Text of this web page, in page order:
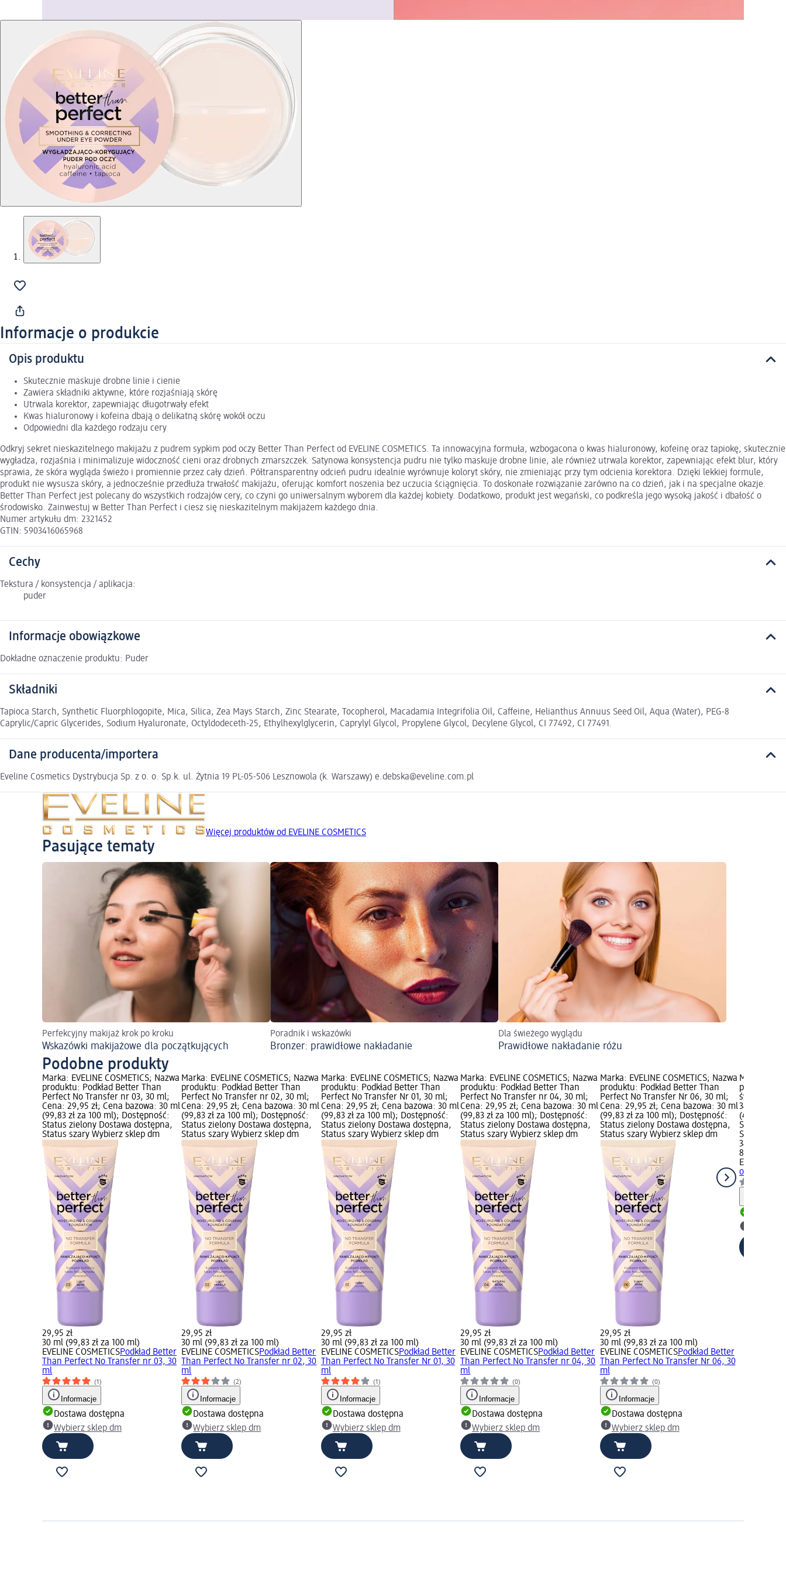
Informacje o produkcie
Opis produktu
Skutecznie maskuje drobne linie i cienie
Zawiera składniki aktywne, które rozjaśniają skórę
Utrwala korektor, zapewniając długotrwały efekt
Kwas hialuronowy i kofeina dbają o delikatną skórę wokół oczu
Odpowiedni dla każdego rodzaju cery
Odkryj sekret nieskazitelnego makijażu z pudrem sypkim pod oczy Better Than Perfect od EVELINE COSMETICS. Ta innowacyjna formuła, wzbogacona o kwas hialuronowy, kofeinę oraz tapiokę, skutecznie
wygładza, rozjaśnia i minimalizuje widoczność cieni oraz drobnych zmarszczek. Satynowa konsystencja pudru nie tylko maskuje drobne linie, ale również utrwala korektor, zapewniając efekt blur, który
sprawia, że skóra wygląda świeżo i promiennie przez cały dzień. Półtransparentny odcień pudru idealnie wyrównuje koloryt skóry, nie zmieniając przy tym odcienia korektora. Dzięki lekkiej formule,
produkt nie wysusza skóry, a jednocześnie przedłuża trwałość makijażu, oferując komfort noszenia bez uczucia ściągnięcia. To doskonałe rozwiązanie zarówno na co dzień, jak i na specjalne okazje.
Better Than Perfect jest polecany do wszystkich rodzajów cery, co czyni go uniwersalnym wyborem dla każdej kobiety. Dodatkowo, produkt jest wegański, co podkreśla jego wysoką jakość i dbałość o
środowisko. Zainwestuj w Better Than Perfect i ciesz się nieskazitelnym makijażem każdego dnia.
Numer artykułu dm: 2321452
GTIN: 5903416065968
Cechy
Tekstura / konsystencja / aplikacja:
puder
Informacje obowiązkowe
Dokładne oznaczenie produktu: Puder
Składniki
Tapioca Starch, Synthetic Fluorphlogopite, Mica, Silica, Zea Mays Starch, Zinc Stearate, Tocopherol, Macadamia Integrifolia Oil, Caffeine, Helianthus Annuus Seed Oil, Aqua (Water), PEG-8
Caprylic/Capric Glycerides, Sodium Hyaluronate, Octyldodeceth-25, Ethylhexylglycerin, Caprylyl Glycol, Propylene Glycol, Decylene Glycol, CI 77492, CI 77491.
Dane producenta/importera
Eveline Cosmetics Dystrybucja Sp. z o. o. Sp.k. ul. Żytnia 19 PL-05-506 Lesznowola (k. Warszawy) e.debska@eveline.com.pl
Więcej produktów od EVELINE COSMETICS
Pasujące tematy
Perfekcyjny makijaż krok po kroku
Wskazówki makijażowe dla początkujących
Poradnik i wskazówki
Bronzer: prawidłowe nakładanie
Dla świeżego wyglądu
Prawidłowe nakładanie różu
Podobne produkty
Marka: EVELINE COSMETICS; Nazwa
produktu: Podkład Better Than
Perfect No Transfer nr 03, 30 ml;
Cena: 29,95 zł; Cena bazowa: 30 ml
(99,83 zł za 100 ml); Dostępność:
Status zielony Dostawa dostępna,
Status szary Wybierz sklep dm
29,95 zł
30 ml (99,83 zł za 100 ml)
EVELINE COSMETICSPodkład Better
Than Perfect No Transfer nr 03, 30
ml
(1)
Informacje
Dostawa dostępna
Wybierz sklep dm
Marka: EVELINE COSMETICS; Nazwa
produktu: Podkład Better Than
Perfect No Transfer nr 02, 30 ml;
Cena: 29,95 zł; Cena bazowa: 30 ml
(99,83 zł za 100 ml); Dostępność:
Status zielony Dostawa dostępna,
Status szary Wybierz sklep dm
29,95 zł
30 ml (99,83 zł za 100 ml)
EVELINE COSMETICSPodkład Better
Than Perfect No Transfer nr 02, 30
ml
(2)
Informacje
Dostawa dostępna
Wybierz sklep dm
Marka: EVELINE COSMETICS; Nazwa
produktu: Podkład Better Than
Perfect No Transfer Nr 01, 30 ml;
Cena: 29,95 zł; Cena bazowa: 30 ml
(99,83 zł za 100 ml); Dostępność:
Status zielony Dostawa dostępna,
Status szary Wybierz sklep dm
29,95 zł
30 ml (99,83 zł za 100 ml)
EVELINE COSMETICSPodkład Better
Than Perfect No Transfer Nr 01, 30
ml
(1)
Informacje
Dostawa dostępna
Wybierz sklep dm
Marka: EVELINE COSMETICS; Nazwa
produktu: Podkład Better Than
Perfect No Transfer nr 04, 30 ml;
Cena: 29,95 zł; Cena bazowa: 30 ml
(99,83 zł za 100 ml); Dostępność:
Status zielony Dostawa dostępna,
Status szary Wybierz sklep dm
29,95 zł
30 ml (99,83 zł za 100 ml)
EVELINE COSMETICSPodkład Better
Than Perfect No Transfer nr 04, 30
ml
(0)
Informacje
Dostawa dostępna
Wybierz sklep dm
Marka: EVELINE COSMETICS; Nazwa
produktu: Podkład Better Than
Perfect No Transfer Nr 06, 30 ml;
Cena: 29,95 zł; Cena bazowa: 30 ml
(99,83 zł za 100 ml); Dostępność:
Status zielony Dostawa dostępna,
Status szary Wybierz sklep dm
29,95 zł
30 ml (99,83 zł za 100 ml)
EVELINE COSMETICSPodkład Better
Than Perfect No Transfer Nr 06, 30
ml
(0)
Informacje
Dostawa dostępna
Wybierz sklep dm
Marka:
produktu:
światło
34,95 zł;
(436,88 zł
Status
Status
34,95 zł
8 ml
EVELINE
odbijający